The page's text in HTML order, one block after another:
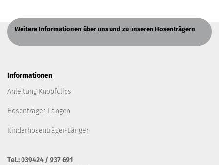
Weitere Informationen über uns und zu unseren Hosenträgern
Informationen
Anleitung Knopfclips
Hosenträger-Längen
Kinderhosenträger-Längen
Tel.: 039424 / 937 691